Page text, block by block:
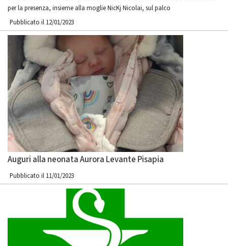
per la presenza, insieme alla moglie NicKj Nicolai, sul palco
Pubblicato il 12/01/2023
Auguri alla neonata Aurora Levante Pisapia
Pubblicato il 11/01/2023